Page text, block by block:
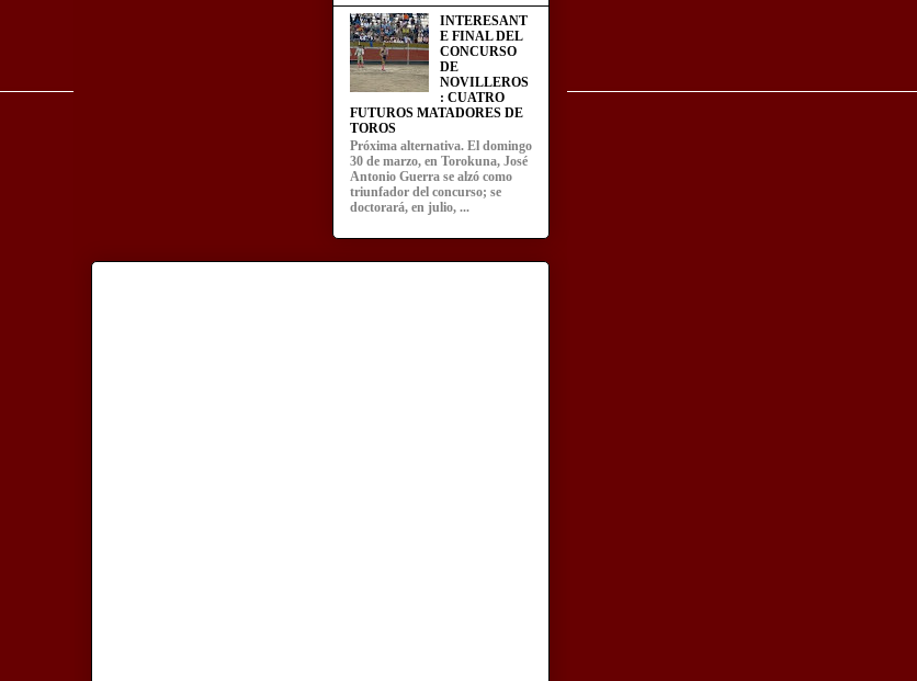
INTERESANT
E FINAL DEL
CONCURSO
DE
NOVILLEROS
: CUATRO
FUTUROS MATADORES DE
TOROS
Próxima alternativa. El domingo
30 de marzo, en Torokuna, José
Antonio Guerra se alzó como
triunfador del concurso; se
doctorará, en julio, ...